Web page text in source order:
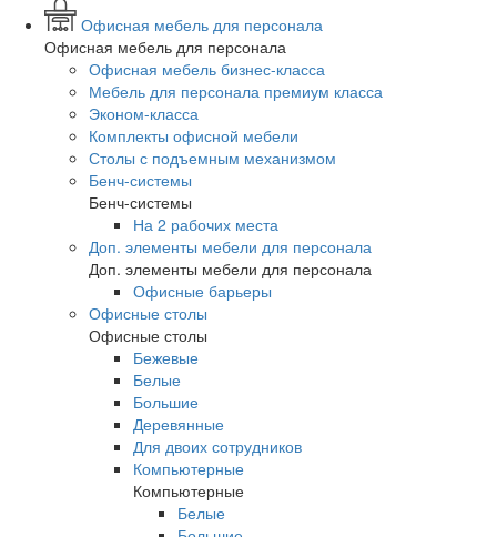
Офисная мебель для персонала
Офисная мебель для персонала
Офисная мебель бизнес-класса
Мебель для персонала премиум класса
Эконом-класса
Комплекты офисной мебели
Столы с подъемным механизмом
Бенч-системы
Бенч-системы
На 2 рабочих места
Доп. элементы мебели для персонала
Доп. элементы мебели для персонала
Офисные барьеры
Офисные столы
Офисные столы
Бежевые
Белые
Большие
Деревянные
Для двоих сотрудников
Компьютерные
Компьютерные
Белые